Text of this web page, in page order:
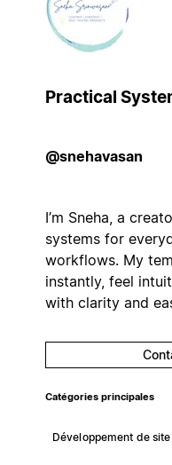
Practical
@snehavasan
I’m Sneha, a
systems for
workflows. My
instantly, feel
with clarity and
Catégories principales
Développement de site